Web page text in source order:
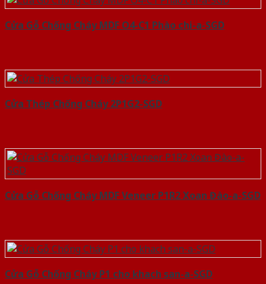
Cửa Gỗ Chống Cháy MDF O4-C1 Phào chi-a-SGD
Cửa Thép Chống Cháy 2P1G2-SGD
Cửa Gỗ Chống Cháy MDF Veneer P1R2 Xoan Đào-a-SGD
Cửa Gỗ Chống Cháy P1 cho khach san-a-SGD